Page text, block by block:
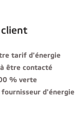
client
tarif d'énergie
à être contacté
% verte
fournisseur d'énergie